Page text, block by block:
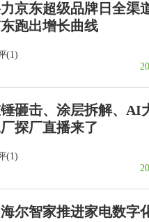
京东超级品牌日全渠
跑出增长曲线
(1)
砸击、涂层拆解、AI
探厂直播来了
(1)
尔智家推进家电数字